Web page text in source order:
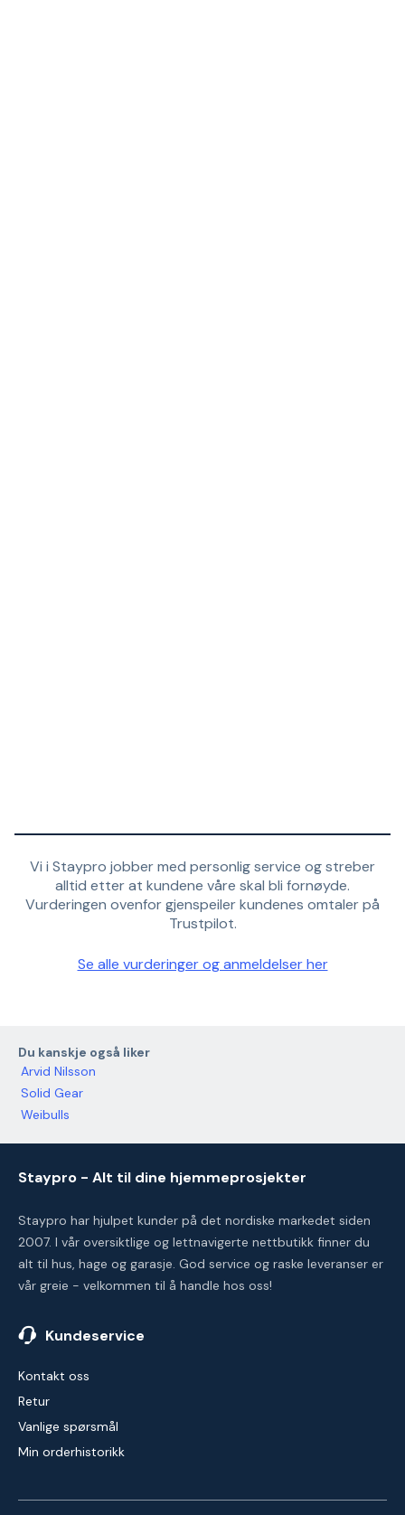
Vi i Staypro jobber med personlig service og streber
alltid etter at kundene våre skal bli fornøyde.
Vurderingen ovenfor gjenspeiler kundenes omtaler på
Trustpilot.
Se alle vurderinger og anmeldelser her
Du kanskje også liker
Arvid Nilsson
Solid Gear
Weibulls
Staypro - Alt til dine hjemmeprosjekter
Staypro har hjulpet kunder på det nordiske markedet siden
2007. I vår oversiktlige og lettnavigerte nettbutikk finner du
alt til hus, hage og garasje. God service og raske leveranser er
vår greie - velkommen til å handle hos oss!
Kundeservice
Kontakt oss
Retur
Vanlige spørsmål
Min orderhistorikk